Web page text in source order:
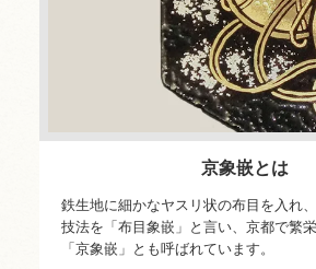
京象嵌とは
鉄生地に細かなヤスリ状の布目を入れ
技法を「布目象嵌」と言い、京都で繁
「京象嵌」とも呼ばれています。